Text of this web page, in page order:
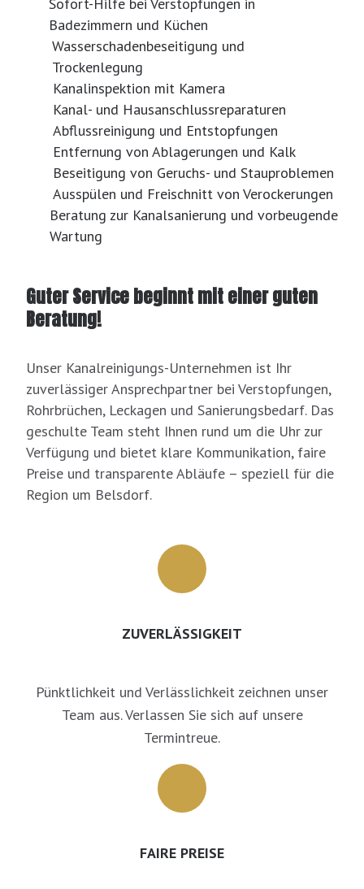
Badezimmern und Küchen
Wasserschadenbeseitigung und
Trockenlegung
Kanalinspektion mit Kamera
Kanal- und Hausanschlussreparaturen
Abflussreinigung und Entstopfungen
Entfernung von Ablagerungen und Kalk
Beseitigung von Geruchs- und Stauproblemen
Ausspülen und Freischnitt von Verockerungen
Beratung zur Kanalsanierung und vorbeugende
Wartung
Guter Service beginnt mit einer guten
Beratung!
Unser Kanalreinigungs-Unternehmen ist Ihr
zuverlässiger Ansprechpartner bei Verstopfungen,
Rohrbrüchen, Leckagen und Sanierungsbedarf. Das
geschulte Team steht Ihnen rund um die Uhr zur
Verfügung und bietet klare Kommunikation, faire
Preise und transparente Abläufe – speziell für die
Region um Belsdorf.
ZUVERLÄSSIGKEIT
Pünktlichkeit und Verlässlichkeit zeichnen unser
Team aus. Verlassen Sie sich auf unsere
Termintreue.
FAIRE PREISE